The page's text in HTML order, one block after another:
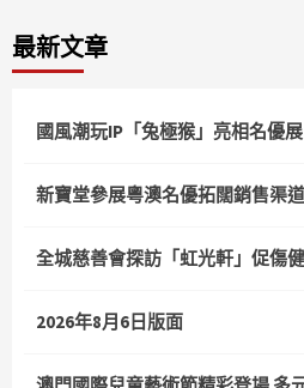
最新文章
國風潮玩IP「兔極猴」亮相名優展
新寶堂參展粵澳名優拓闊銷售渠道
全城慈善會探訪「虹光軒」促傷
2026年8月6日版面